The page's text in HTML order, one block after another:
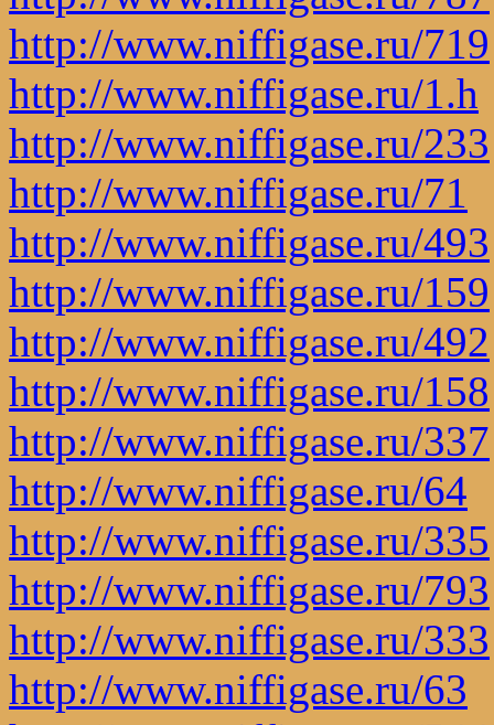
http://www.niffigase.ru/719
http://www.niffigase.ru/1.h
http://www.niffigase.ru/233
http://www.niffigase.ru/71
http://www.niffigase.ru/493
http://www.niffigase.ru/159
http://www.niffigase.ru/492
http://www.niffigase.ru/158
http://www.niffigase.ru/337
http://www.niffigase.ru/64
http://www.niffigase.ru/335
http://www.niffigase.ru/793
http://www.niffigase.ru/333
http://www.niffigase.ru/63